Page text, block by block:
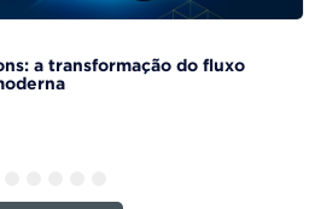
a transformação do fluxo